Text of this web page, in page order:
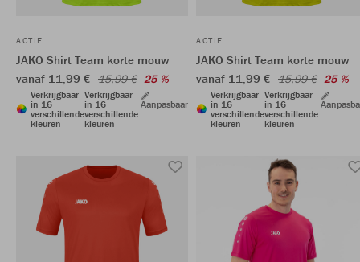
ACTIE
JAKO Shirt Team korte mouw
vanaf 11,99 € 15,99 € 25 %
Verkrijgbaar
in 16
verschillende
kleuren
Verkrijgbaar
in 16
verschillende
kleuren
Aanpasbaar
ACTIE
JAKO Shirt Team korte mouw
vanaf 11,99 € 15,99 € 25 %
Verkrijgbaar
in 16
verschillende
kleuren
Verkrijgbaar
in 16
verschillende
kleuren